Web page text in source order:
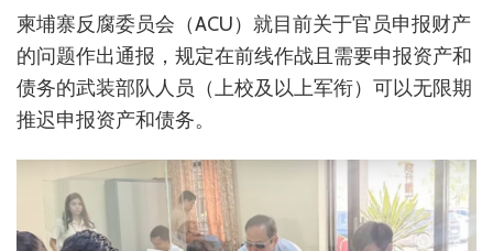
柬埔寨反腐委员会（ACU）就目前关于官员申报财产
的问题作出通报，规定在前线作战且需要申报资产和
债务的武装部队人员（上校及以上军衔）可以无限期
推迟申报资产和债务。